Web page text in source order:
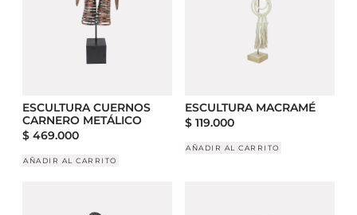
ESCULTURA CUERNOS
CARNERO METÁLICO
$ 469.000
AÑADIR AL CARRITO
ESCULTURA MACRAMÉ
$ 119.000
AÑADIR AL CARRITO